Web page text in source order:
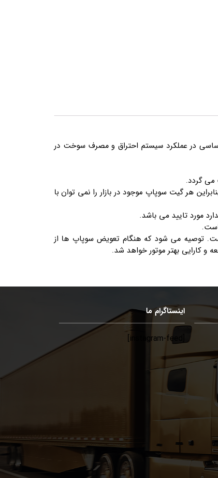
در عملکرد سیستم احتراق و مصرف سوخت در
می گردد.
هر گیت سوپاپ موجود در بازار را نمی توان با
مورد تایید می باشد.
توصیه می شود که هنگام تعویض سوپاپ ها از
کارایی بهتر موتور خواهد شد.
اینستاگرام ما